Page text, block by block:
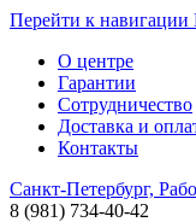
Перейти к навигации
О центре
Гарантии
Сотрудничество
Доставка и
Контакты
Санкт-Петербург,
8 (981) 734-40-42